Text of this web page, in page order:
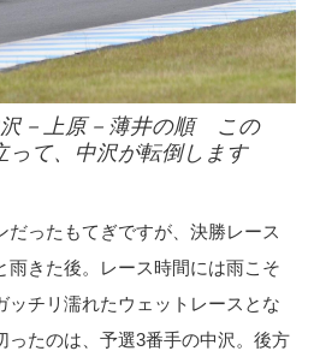
－上原－薄井の順 この
って、中沢が転倒します
だったもてぎですが、決勝レース
雨きた後。レース時間には雨こそ
ッチリ濡れたウェットレースとな
ったのは、予選3番手の中沢。後方